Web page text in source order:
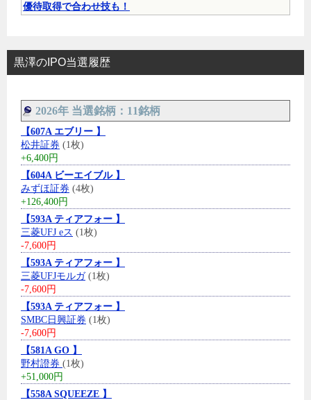
優待取得で合わせ技も！
黒澤のIPO当選履歴
2026年 当選銘柄：11銘柄
【607A エブリー 】
松井証券 (1枚)
+6,400円
【604A ビーエイブル 】
みずほ証券 (4枚)
+126,400円
【593A ティアフォー 】
三菱UFJ eス (1枚)
-7,600円
【593A ティアフォー 】
三菱UFJモルガ(1枚)
-7,600円
【593A ティアフォー 】
SMBC日興証券 (1枚)
-7,600円
【581A GO 】
野村證券 (1枚)
+51,000円
【558A SQUEEZE 】